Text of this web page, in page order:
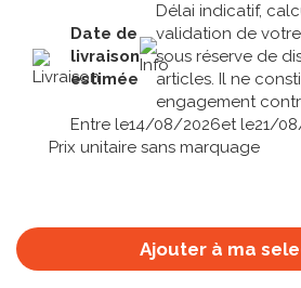
Date de
livraison
estimée
Délai indicatif,
validation de
sous réserve de
articles. Il ne
engagement
Entre le14/08/2026et le21/
Prix unitaire sans marquage
Ajouter à ma